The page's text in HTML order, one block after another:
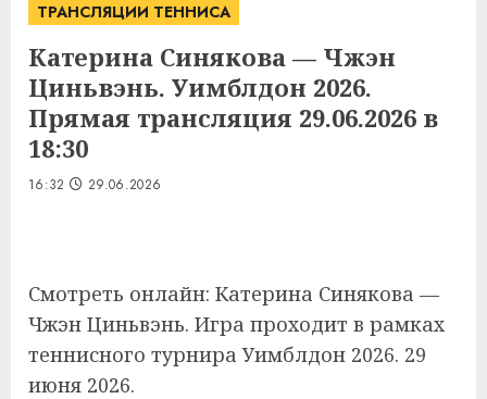
ТРАНСЛЯЦИИ ТЕННИСА
Катерина Синякова — Чжэн
Циньвэнь. Уимблдон 2026.
Прямая трансляция 29.06.2026 в
18:30
16:32 29.06.2026
Смотреть онлайн: Катерина Синякова —
Чжэн Циньвэнь. Игра проходит в рамках
теннисного турнира Уимблдон 2026. 29
июня 2026.